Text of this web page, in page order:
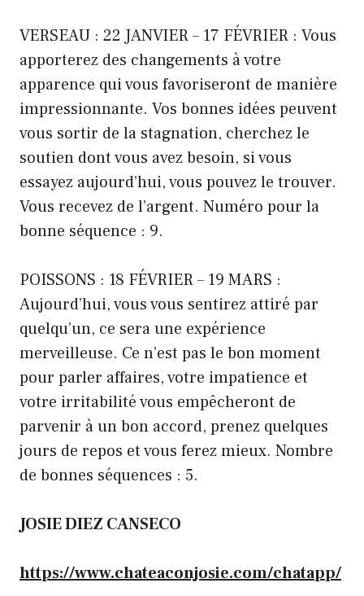
VERSEAU : 22 JANVIER – 17 FÉVRIER : Vous
apporterez des changements à votre
apparence qui vous favoriseront de manière
impressionnante. Vos bonnes idées peuvent
vous sortir de la stagnation, cherchez le
soutien dont vous avez besoin, si vous
essayez aujourd’hui, vous pouvez le trouver.
Vous recevez de l’argent. Numéro pour la
bonne séquence : 9.
POISSONS : 18 FÉVRIER – 19 MARS :
Aujourd’hui, vous vous sentirez attiré par
quelqu’un, ce sera une expérience
merveilleuse. Ce n’est pas le bon moment
pour parler affaires, votre impatience et
votre irritabilité vous empêcheront de
parvenir à un bon accord, prenez quelques
jours de repos et vous ferez mieux. Nombre
de bonnes séquences : 5.
JOSIE DIEZ CANSECO
https://www.chateaconjosie.com/chatapp/